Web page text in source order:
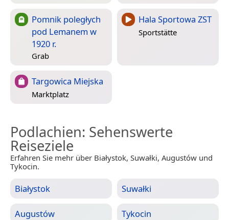
Pomnik poległych
pod Lemanem w
1920 r.
Grab
Hala Sportowa ZST
Sportstätte
Targowica Miejska
Marktplatz
Podlachien: Sehenswerte
Reiseziele
Erfahren Sie mehr über Białystok, Suwałki, Augustów und
Tykocin.
Białystok Suwałki
Augustów Tykocin